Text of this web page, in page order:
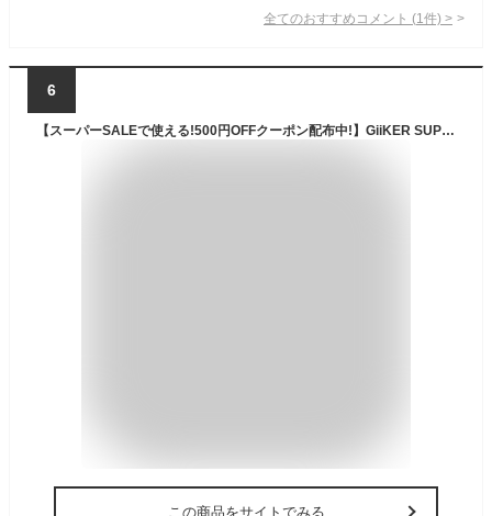
全てのおすすめコメント (1 件) >
6
【スーパーSALEで使える!500円OFFクーポン配布中!】GiiKER SUPER SLIDE スライド パズル ゲーム 双方向型パズル 知育 脳トレ 子供 大人 入学 クリスマス プレゼント
この商品をサイトでみる